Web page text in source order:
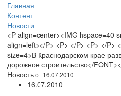
Главная
Контент
Новости
<P align=center><IMG hspace=40
align=left></P> <P> </P> <P> </P>
size=4>В Краснодарском крае
дорожное строительство</
Новостьот 16.07.2010
16.07.2010